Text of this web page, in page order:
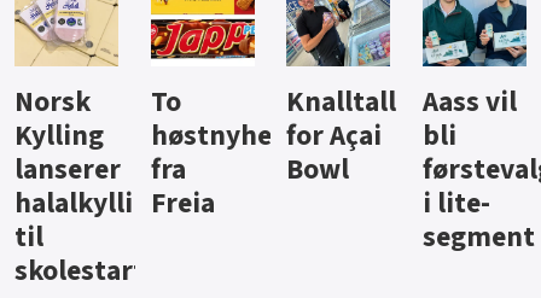
Knalltall
for Açai
Bowl
Aass vil
bli
førstevalg
i lite-
Brus og
jus fra
Berentsen
Hard
iste fra
Hansa